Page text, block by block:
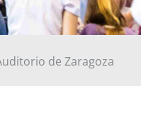
de Zaragoza